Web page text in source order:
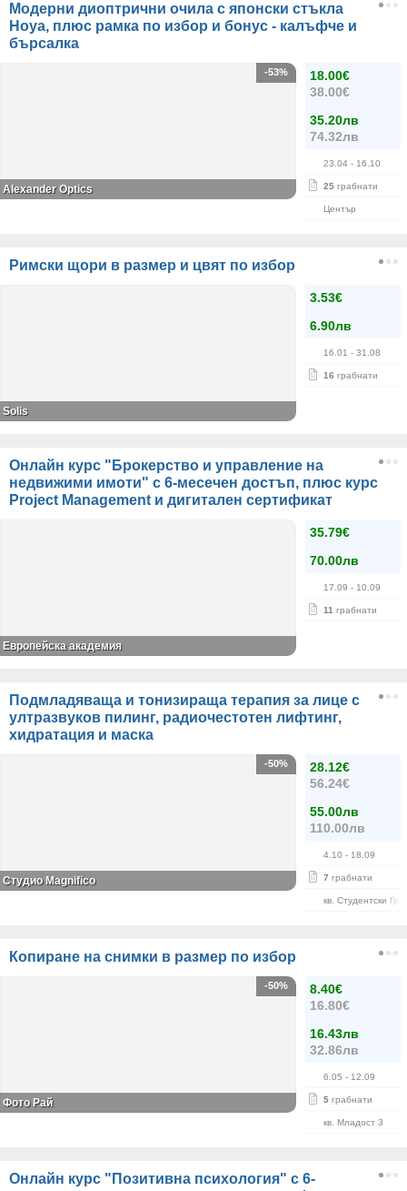
Модерни диоптрични очила с японски стъкла
Hoya, плюс рамка по избор и бонус - калъфче и
бърсалка
18.00€
38.00€
35.20лв
74.32лв
23.04 - 16.10
25 грабнати
Център
-53%
Alexander Оptics
Римски щори в размер и цвят по избор
3.53€
6.90лв
16.01 - 31.08
16 грабнати
Solis
Онлайн курс "Брокерство и управление на
недвижими имоти" с 6-месечен достъп, плюс курс
Project Management и дигитален сертификат
35.79€
70.00лв
17.09 - 10.09
11 грабнати
Европейска академия
Подмладяваща и тонизираща терапия за лице с
ултразвуков пилинг, радиочестотен лифтинг,
хидратация и маска
28.12€
56.24€
55.00лв
110.00лв
4.10 - 18.09
7 грабнати
кв. Студентски
-50%
Студио Magnifico
Копиране на снимки в размер по избор
8.40€
16.80€
16.43лв
32.86лв
6.05 - 12.09
5 грабнати
кв. Младост 3
-50%
Фото Рай
Онлайн курс "Позитивна психология" с 6-